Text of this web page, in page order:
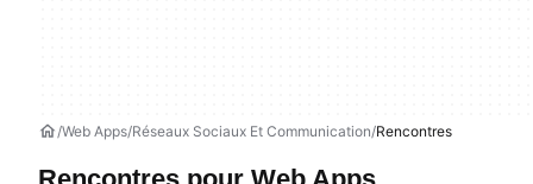
Web Apps Réseaux Sociaux Et Communication Rencontres